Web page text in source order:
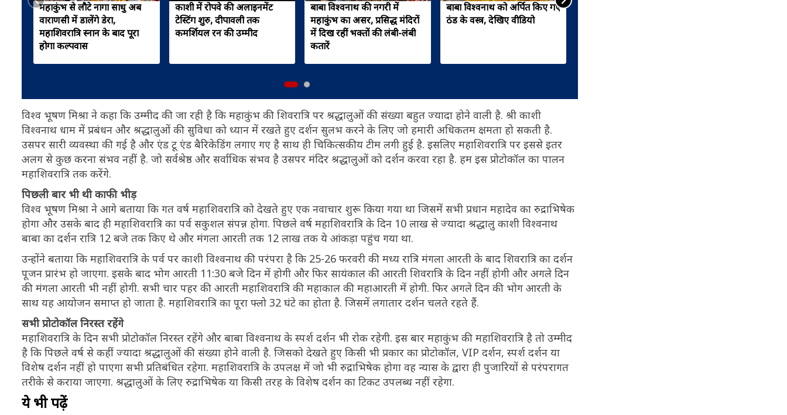
महाकुंभ से लौटे नागा साधु अब
वाराणसी में डालेंगे डेरा,
महाशिवरात्रि स्नान के बाद पूरा
होगा कल्पवास
काशी में रोपवे की अलाइनमेंट
टेस्टिंग शुरु, दीपावली तक
कमर्शियल रन की उम्मीद
बाबा विश्वनाथ की नगरी में
महाकुंभ का असर, प्रसिद्ध मंदिरों
में दिख रहीं भक्तों की लंबी-लंबी
कतारें
बाबा विश्वनाथ को अर्पित किए गए
ठंड के वस्त्र, देखिए वीडियो
विश्व भूषण मिश्रा ने कहा कि उम्मीद की जा रही है कि महाकुंभ की शिवरात्रि पर श्रद्धालुओं की संख्या बहुत ज्यादा होने वाली है. श्री काशी
विश्वनाथ धाम में प्रबंधन और श्रद्धालुओं की सुविधा को ध्यान में रखते हुए दर्शन सुलभ करने के लिए जो हमारी अधिकतम क्षमता हो सकती है.
उसपर सारी व्यवस्था की गई है और एंड टू एंड बैरिकेडिंग लगाए गए है साथ ही चिकित्सकीय टीम लगी हुई है. इसलिए महाशिवरात्रि पर इससे इतर
अलग से कुछ करना संभव नहीं है. जो सर्वश्रेष्ठ और सर्वाधिक संभव है उसपर मंदिर श्रद्धालुओं को दर्शन करवा रहा है. हम इस प्रोटोकॉल का पालन
महाशिवरात्रि तक करेंगे.
पिछली बार भी थी काफी भीड़
विश्व भूषण मिश्रा ने आगे बताया कि गत वर्ष महाशिवरात्रि को देखते हुए एक नवाचार शुरू किया गया था जिसमें सभी प्रधान महादेव का रुद्राभिषेक
होगा और उसके बाद ही महाशिवरात्रि का पर्व सकुशल संपन्न होगा. पिछले वर्ष महाशिवरात्रि के दिन 10 लाख से ज्यादा श्रद्धालु काशी विश्वनाथ
बाबा का दर्शन रात्रि 12 बजे तक किए थे और मंगला आरती तक 12 लाख तक ये आंकड़ा पहुंच गया था.
उन्होंने बताया कि महाशिवरात्रि के पर्व पर काशी विश्वनाथ की परंपरा है कि 25-26 फरवरी की मध्य रात्रि मंगला आरती के बाद शिवरात्रि का दर्शन
पूजन प्रारंभ हो जाएगा. इसके बाद भोग आरती 11:30 बजे दिन में होगी और फिर सायंकाल की आरती शिवरात्रि के दिन नहीं होगी और अगले दिन
की मंगला आरती भी नहीं होगी. सभी चार पहर की आरती महाशिवरात्रि की महाकाल की महाआरती में होगी. फिर अगले दिन की भोग आरती के
साथ यह आयोजन समाप्त हो जाता है. महाशिवरात्रि का पूरा फ्लो 32 घंटे का होता है. जिसमें लगातार दर्शन चलते रहते हैं.
सभी प्रोटोकॉल निरस्त रहेंगे
महाशिवरात्रि के दिन सभी प्रोटोकॉल निरस्त रहेंगे और बाबा विश्वनाथ के स्पर्श दर्शन भी रोक रहेगी. इस बार महाकुंभ की महाशिवरात्रि है तो उम्मीद
है कि पिछले वर्ष से कहीं ज्यादा श्रद्धालुओं की संख्या होने वाली है. जिसको देखते हुए किसी भी प्रकार का प्रोटोकॉल, VIP दर्शन, स्पर्श दर्शन या
विशेष दर्शन नहीं हो पाएगा सभी प्रतिबंधित रहेगा. महाशिवरात्रि के उपलक्ष में जो भी रुद्राभिषेक होगा वह न्यास के द्वारा ही पुजारियों से परंपरागत
तरीके से कराया जाएगा. श्रद्धालुओं के लिए रुद्राभिषेक या किसी तरह के विशेष दर्शन का टिकट उपलब्ध नहीं रहेगा.
ये भी पढ़ें